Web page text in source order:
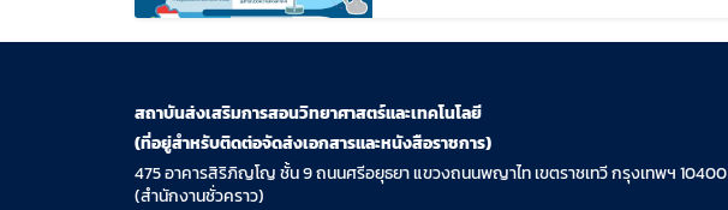
สถาบันส่งเสริมการสอนวิทยาศาสตร์และเทคโนโลยี
(ที่อยู่สำหรับติดต่อจัดส่งเอกสารและหนังสือราชการ)
475 อาคารสิริภิญโญ ชั้น 9 ถนนศรีอยุธยา แขวงถนนพญาไท เขตราชเทวี กรุงเทพฯ 10400
(สำนักงานชั่วคราว)